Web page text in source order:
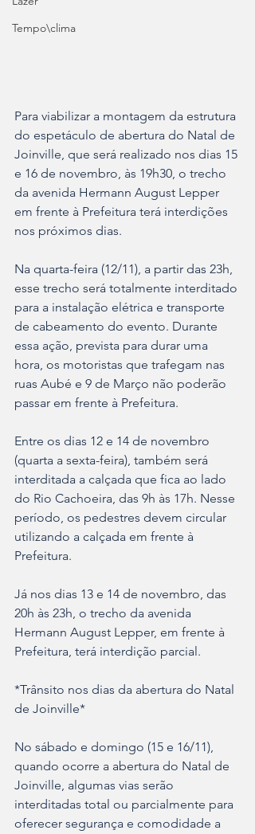
Tempo\clima
Para viabilizar a montagem da estrutura
do espetáculo de abertura do Natal de
Joinville, que será realizado nos dias 15
e 16 de novembro, às 19h30, o trecho
da avenida Hermann August Lepper
em frente à Prefeitura terá interdições
nos próximos dias.
Na quarta-feira (12/11), a partir das 23h,
esse trecho será totalmente interditado
para a instalação elétrica e transporte
de cabeamento do evento. Durante
essa ação, prevista para durar uma
hora, os motoristas que trafegam nas
ruas Aubé e 9 de Março não poderão
passar em frente à Prefeitura.
Entre os dias 12 e 14 de novembro
(quarta a sexta-feira), também será
interditada a calçada que fica ao lado
do Rio Cachoeira, das 9h às 17h. Nesse
período, os pedestres devem circular
utilizando a calçada em frente à
Prefeitura.
Já nos dias 13 e 14 de novembro, das
20h às 23h, o trecho da avenida
Hermann August Lepper, em frente à
Prefeitura, terá interdição parcial.
*Trânsito nos dias da abertura do Natal
de Joinville*
No sábado e domingo (15 e 16/11),
quando ocorre a abertura do Natal de
Joinville, algumas vias serão
interditadas total ou parcialmente para
oferecer segurança e comodidade a